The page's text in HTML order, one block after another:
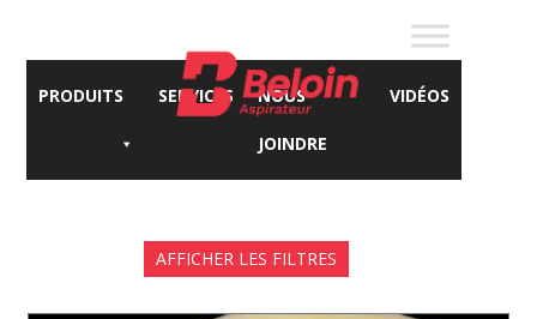
PRODUITS SERVICES NOUS
JOINDRE
VIDÉOS
AFFICHER LES FILTRES